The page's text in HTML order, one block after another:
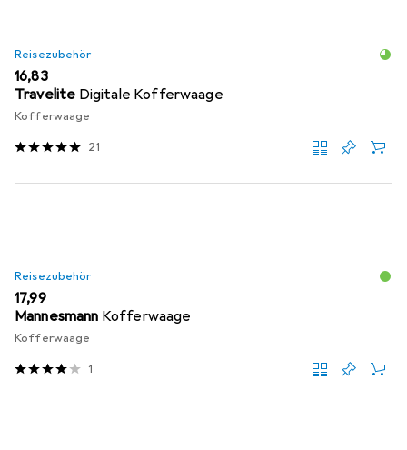
Reisezubehör
EUR
16,83
Travelite Digitale Kofferwaage
Kofferwaage
21
Reisezubehör
EUR
17,99
Mannesmann Kofferwaage
Kofferwaage
1